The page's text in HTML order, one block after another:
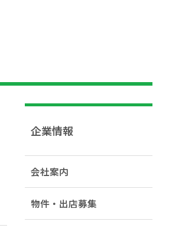
企業情報
会社案内
物件・出店募集